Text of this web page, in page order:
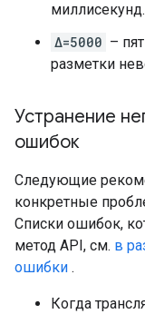
миллисекунд.
Δ=5000 –
разметки
Устранение
ошибок
Следующие
конкретные
Списки ошибок,
метод API, см. в
ошибки .
Когда